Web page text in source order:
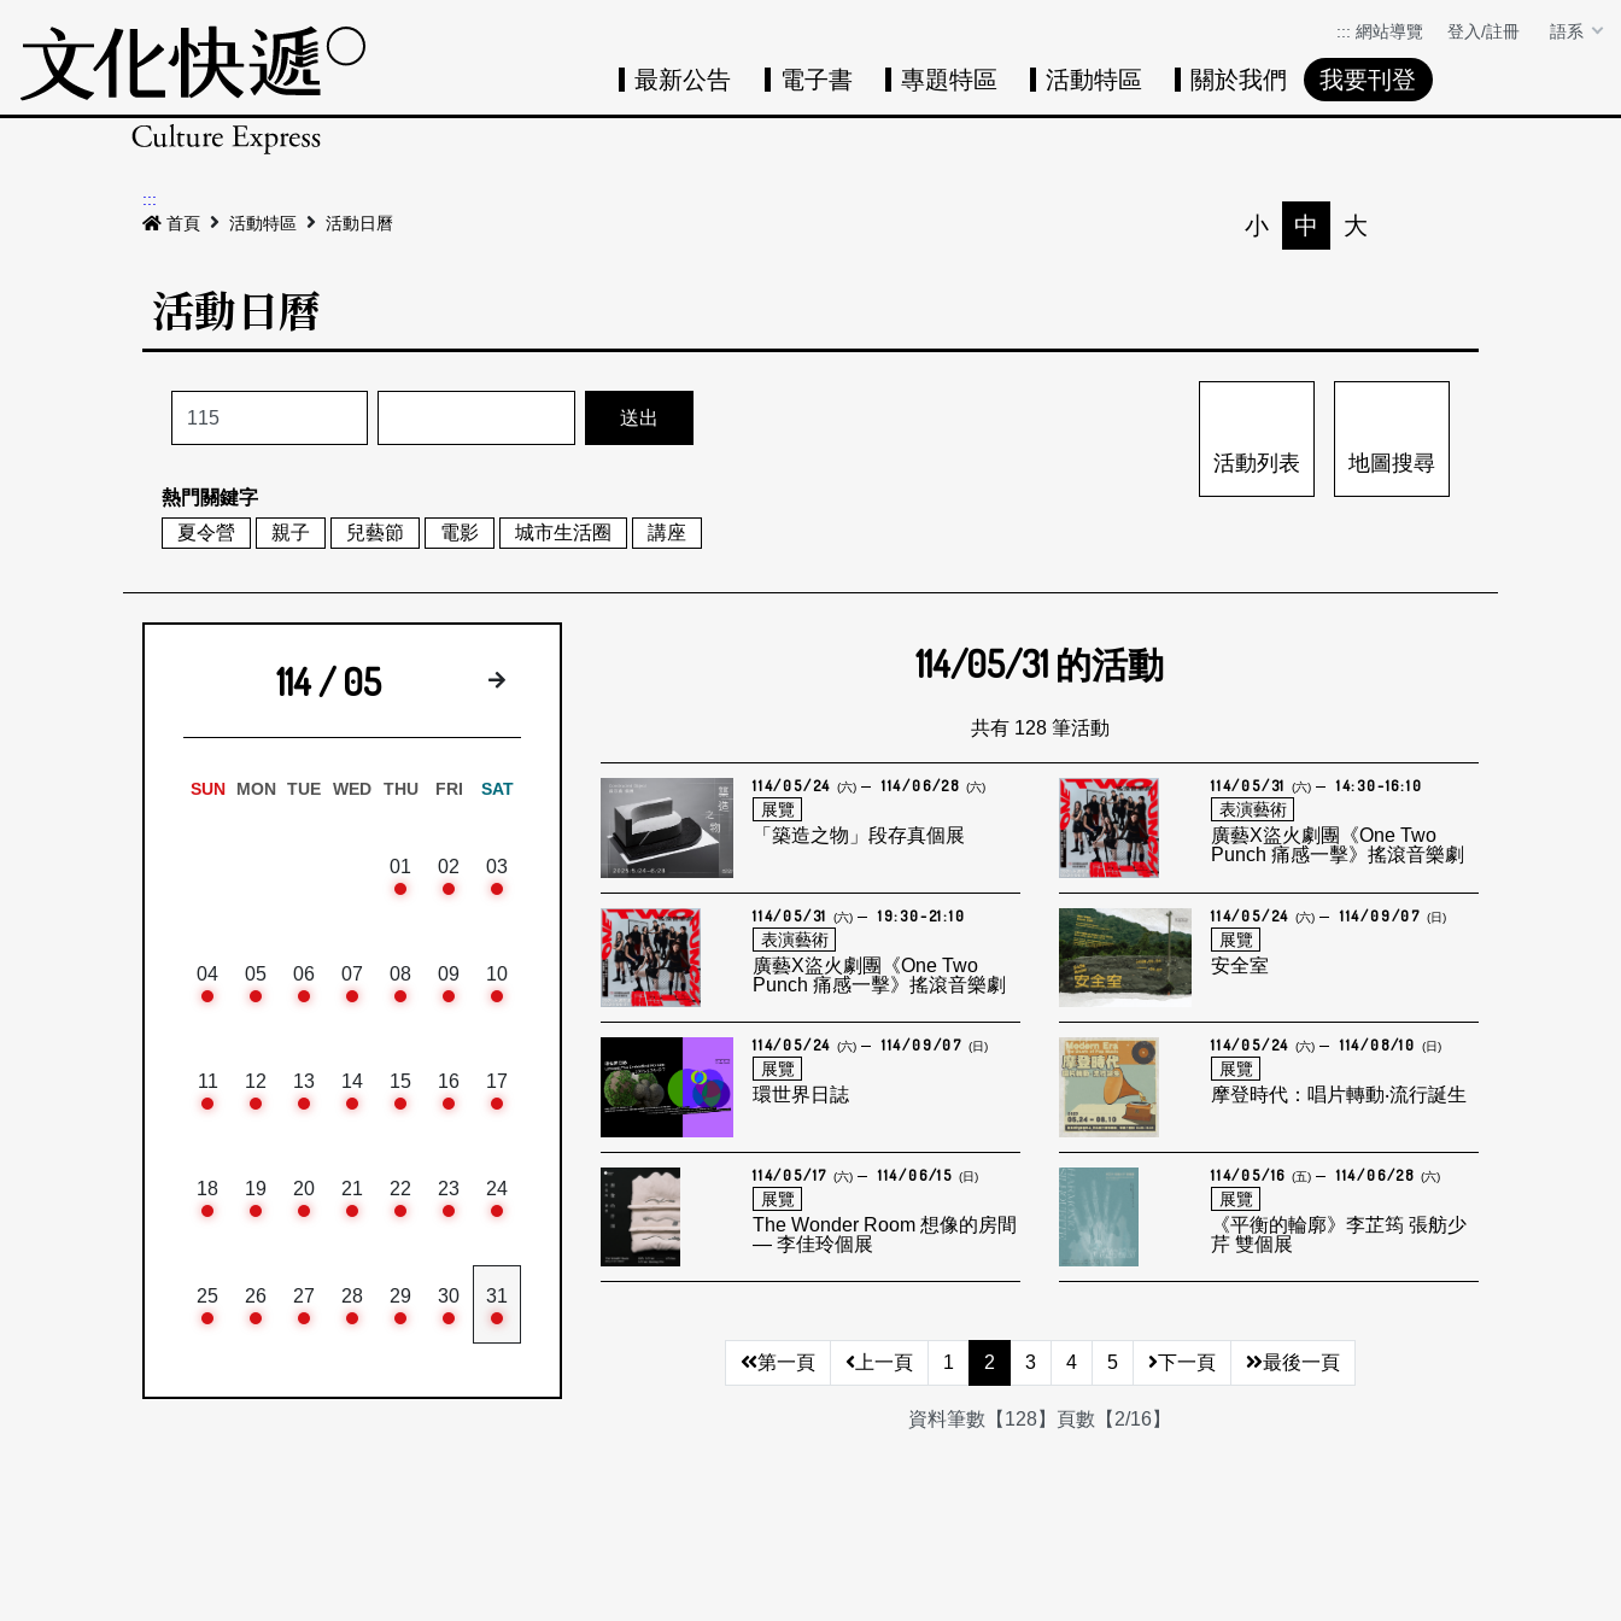
::: 網站導覽 登入/註冊 語系
最新公告 電子書 專題特區 活動特區 關於我們 我要刊登
:::
首頁
活動特區 活動日曆 小 中 大
活動日曆
熱門關鍵字
夏令營
親子 兒藝節 電影 城市生活圈 講座
活動列表 地圖搜尋
114 / 05 下個月
SUN MON TUE WED THU FRI SAT
01 02 03
04 05 06 07 08 09 10
11 12 13 14 15 16 17
18 19 20 21 22 23 24
25 26 27 28 29 30 31
114/05/31 的活動
共有 128 筆活動
114/05/24 (六) 114/06/28 (六)
展覽
「築造之物」段存真個展
114/05/31 (六)
14:30-16:10
表演藝術
廣藝X盜火劇團《One Two
Punch 痛感一擊》搖滾音樂劇
114/05/31 (六)
19:30-21:10
表演藝術
廣藝X盜火劇團《One Two
Punch 痛感一擊》搖滾音樂劇
114/05/24 (六) 114/09/07 (日)
展覽
安全室
114/05/24 (六) 114/09/07 (日)
展覽
環世界日誌
114/05/24 (六) 114/08/10 (日)
展覽
摩登時代：唱片轉動‧流行誕生
114/05/17 (六) 114/06/15 (日)
展覽
The Wonder Room 想像的房間
— 李佳玲個展
114/05/16 (五) 114/06/28 (六)
展覽
《平衡的輪廓》李芷筠 張舫少
芹 雙個展
第一頁 上一頁 1 2 3 4 5 下一頁 最後一頁
資料筆數【128】頁數【2/16】